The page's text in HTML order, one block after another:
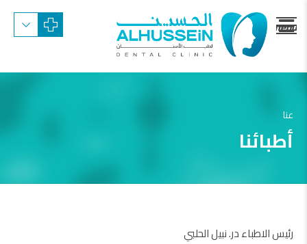
menu
عنا
أطبائنا
رئيس الاطباء در. نبيل الحلبي